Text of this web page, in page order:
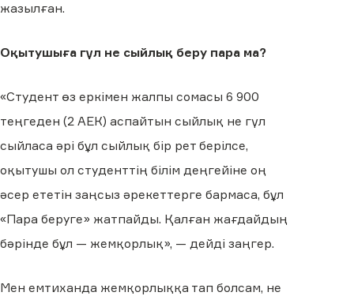
жазылған.
Оқытушыға гүл не сыйлық беру пара ма?
«Студент өз еркімен жалпы сомасы 6 900
теңгеден (2 АЕК) аспайтын сыйлық не гүл
сыйласа әрі бұл сыйлық бір рет берілсе,
оқытушы ол студенттің білім деңгейіне оң
әсер ететін заңсыз әрекеттерге бармаса, бұл
«Пара беруге» жатпайды. Қалған жағдайдың
бәрінде бұл — жемқорлық», — дейді заңгер.
Мен емтиханда жемқорлыққа тап болсам, не